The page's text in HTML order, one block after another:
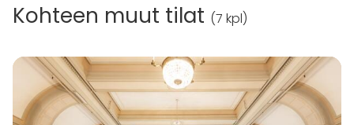
Kohteen muut tilat (7 kpl)